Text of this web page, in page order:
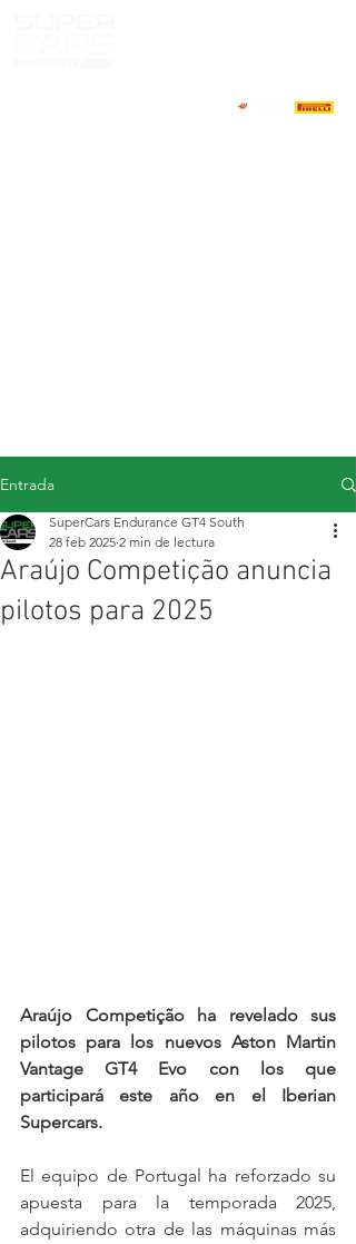
Entrada
Araújo Competição anuncia
pilotos para 2025
SuperCars Endurance GT4 South
28 feb 2025 2 min de lectura
Araújo Competição ha revelado sus
pilotos para los nuevos Aston Martin
Vantage GT4 Evo con los que
participará este año en el Iberian
Supercars.
El equipo de Portugal ha reforzado su
apuesta para la temporada 2025,
adquiriendo otra de las máquinas más